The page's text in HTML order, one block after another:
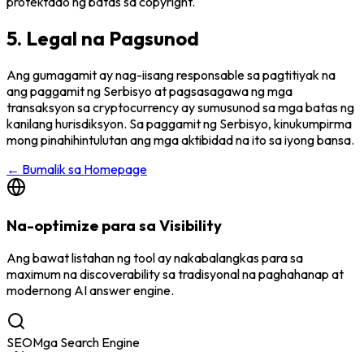
5. Legal na Pagsunod
Ang gumagamit ay nag-iisang responsable sa pagtitiyak na
ang paggamit ng Serbisyo at pagsasagawa ng mga
transaksyon sa cryptocurrency ay sumusunod sa mga batas ng
kanilang hurisdiksyon. Sa paggamit ng Serbisyo, kinukumpirma
mong pinahihintulutan ang mga aktibidad na ito sa iyong bansa.
← Bumalik sa Homepage
Na-optimize para sa Visibility
Ang bawat listahan ng tool ay nakabalangkas para sa
maximum na discoverability sa tradisyonal na paghahanap at
modernong AI answer engine.
SEOMga Search Engine